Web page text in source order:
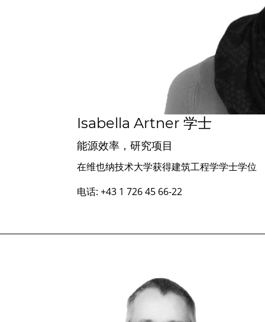
Isabella Artner 学士
能源效率，研究项目
在维也纳技术大学获得建筑工程学学士学位
电话: +43 1 726 45 66-22